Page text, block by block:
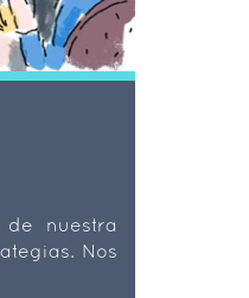
nuestra
Nos